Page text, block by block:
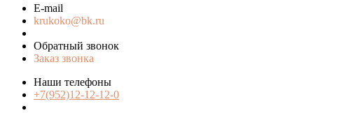
E-mail
krukoko@bk.ru
Обратный звонок
Заказ звонка
Наши телефоны
+7(952)12-12-12-0